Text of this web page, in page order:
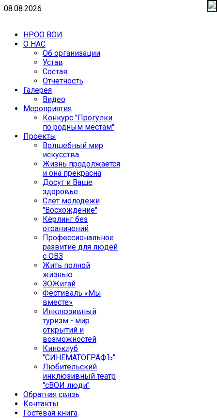
08.08.2026
НРОО ВОИ
О НАС
Об организации
Устав
Состав
Отчетность
Галерея
Видео
Мероприятия
Конкурс "Прогулки
по родным местам"
Проекты
Волшебный мир
искусства
Жизнь продолжается
и она прекрасна
Досуг и Ваше
здоровье
Cлёт молодёжи
"Восхождение"
Кёрлинг без
ограничений
Профессиональное
развитие для людей
с ОВЗ
Жить полной
жизнью
ЗОЖигай
Фестиваль «Мы
вместе»
Инклюзивный
туризм - мир
открытий и
возможностей
Киноклуб
"СИНЕМАТОГРАФЪ"
Любительский
инклюзивный театр
"сВОИ люди"
Обратная связь
Контакты
Гостевая книга